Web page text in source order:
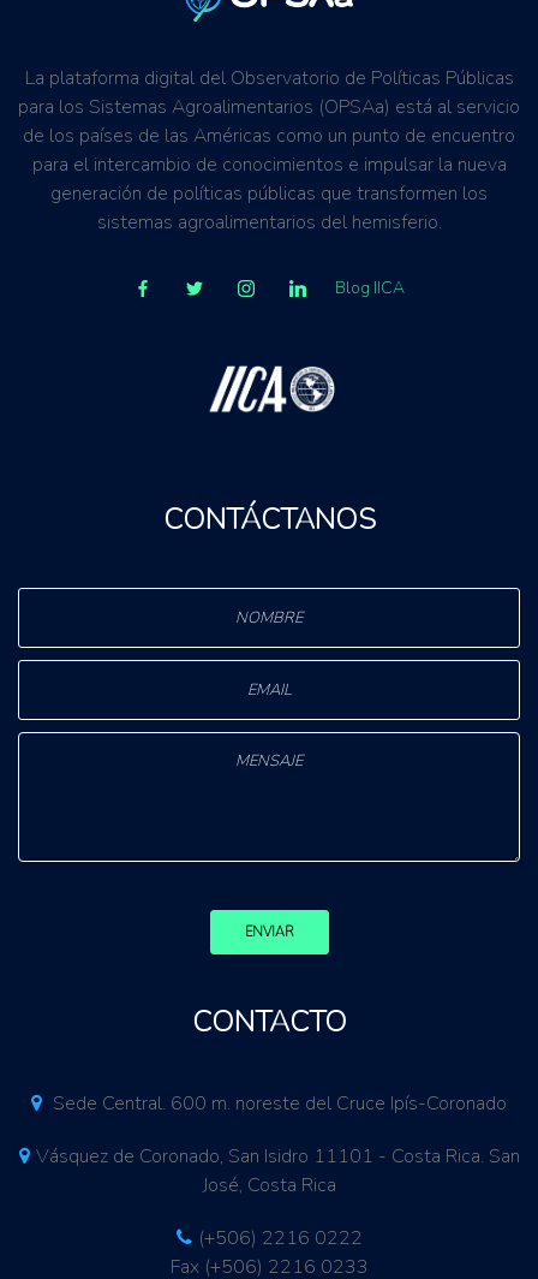
La plataforma digital del Observatorio de Políticas Públicas
para los Sistemas Agroalimentarios (OPSAa) está al servicio
de los países de las Américas como un punto de encuentro
para el intercambio de conocimientos e impulsar la nueva
generación de políticas públicas que transformen los
sistemas agroalimentarios del hemisferio.
Blog IICA
CONTÁCTANOS
ENVIAR
CONTACTO
Sede Central. 600 m. noreste del Cruce Ipís-Coronado
Vásquez de Coronado, San Isidro 11101 - Costa Rica. San
José, Costa Rica
(+506) 2216 0222
Fax (+506) 2216 0233